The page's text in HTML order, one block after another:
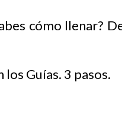
cómo llenar?